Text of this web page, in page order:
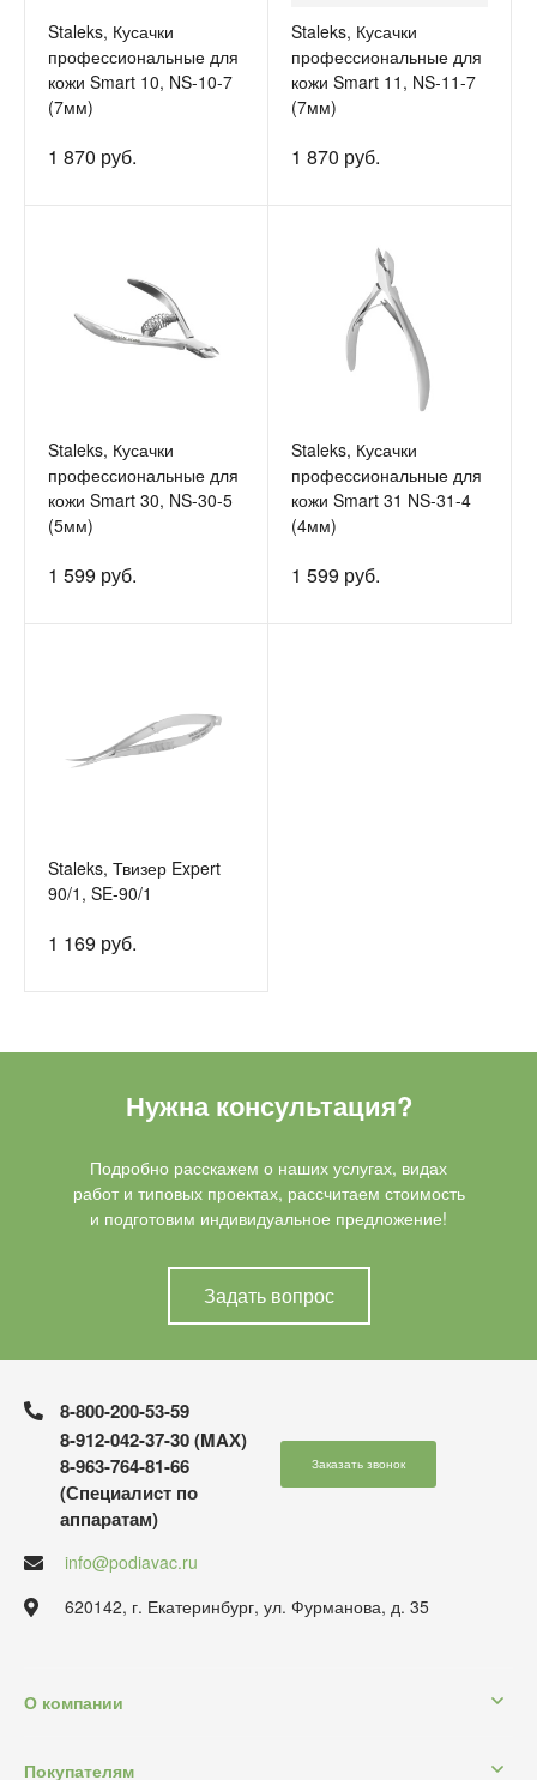
Staleks, Кусачки
профессиональные для
кожи Smart 10, NS-10-7
(7мм)
1 870 руб.
Staleks, Кусачки
профессиональные для
кожи Smart 11, NS-11-7
(7мм)
1 870 руб.
Staleks, Кусачки
профессиональные для
кожи Smart 30, NS-30-5
(5мм)
1 599 руб.
Staleks, Кусачки
профессиональные для
кожи Smart 31 NS-31-4
(4мм)
1 599 руб.
Staleks, Твизер Expert
90/1, SE-90/1
1 169 руб.
Нужна консультация?
Подробно расскажем о наших услугах, видах
работ и типовых проектах, рассчитаем стоимость
и подготовим индивидуальное предложение!
Задать вопрос
8-800-200-53-59
8-912-042-37-30 (MAХ)
8-963-764-81-66
(Специалист по
аппаратам)
Заказать звонок
info@podiavac.ru
620142, г. Екатеринбург, ул. Фурманова, д. 35
О компании
Покупателям